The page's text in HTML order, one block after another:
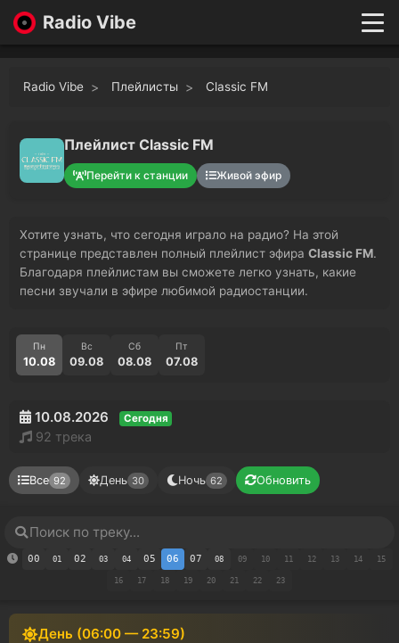
Radio Vibe
Top 100
Favorites
Radio Vibe Плейлисты Classic FM
Плейлист Classic FM
Перейти к станции Живой эфир
Хотите узнать, что сегодня играло на радио? На этой
странице представлен полный плейлист эфира Classic FM.
Благодаря плейлистам вы сможете легко узнать, какие
песни звучали в эфире любимой радиостанции.
Пн
10.08
Вс
09.08
Сб
08.08
Пт
07.08
10.08.2026 Сегодня
92 трека
Все 92 День 30 Ночь 62 Обновить
00 01 02 03 04 05 06 07 08 09 10 11 12 13 14 15
16 17 18 19 20 21 22 23
День (06:00 — 23:59)